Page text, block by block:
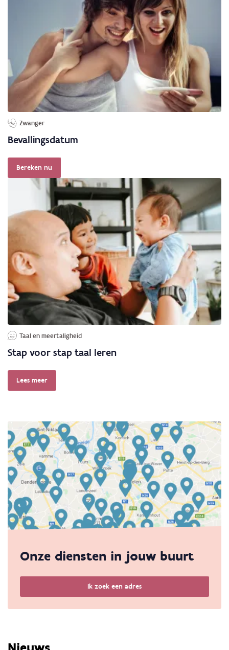
Zwanger
Bevallingsdatum
Bereken nu
Taal en meertaligheid
Stap voor stap taal leren
Lees meer
Onze diensten in jouw buurt
Ik zoek een adres